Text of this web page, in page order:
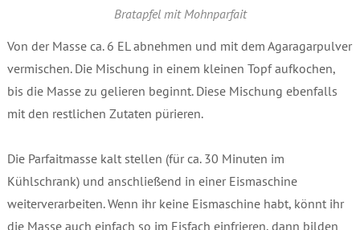
Bratapfel mit Mohnparfait
Von der Masse ca. 6 EL abnehmen und mit dem Agaragarpulver
vermischen. Die Mischung in einem kleinen Topf aufkochen,
bis die Masse zu gelieren beginnt. Diese Mischung ebenfalls
mit den restlichen Zutaten pürieren.
Die Parfaitmasse kalt stellen (für ca. 30 Minuten im
Kühlschrank) und anschließend in einer Eismaschine
weiterverarbeiten. Wenn ihr keine Eismaschine habt, könnt ihr
die Masse auch einfach so im Eisfach einfrieren, dann bilden